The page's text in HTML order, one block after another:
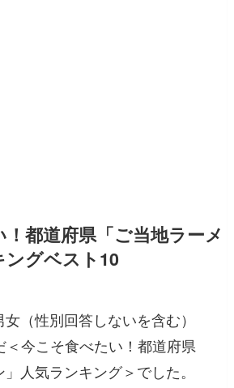
都道府県「ご当地ラーメ
ングベスト10
（性別回答しないを含む）
＜今こそ食べたい！都道府県
」人気ランキング＞でした。